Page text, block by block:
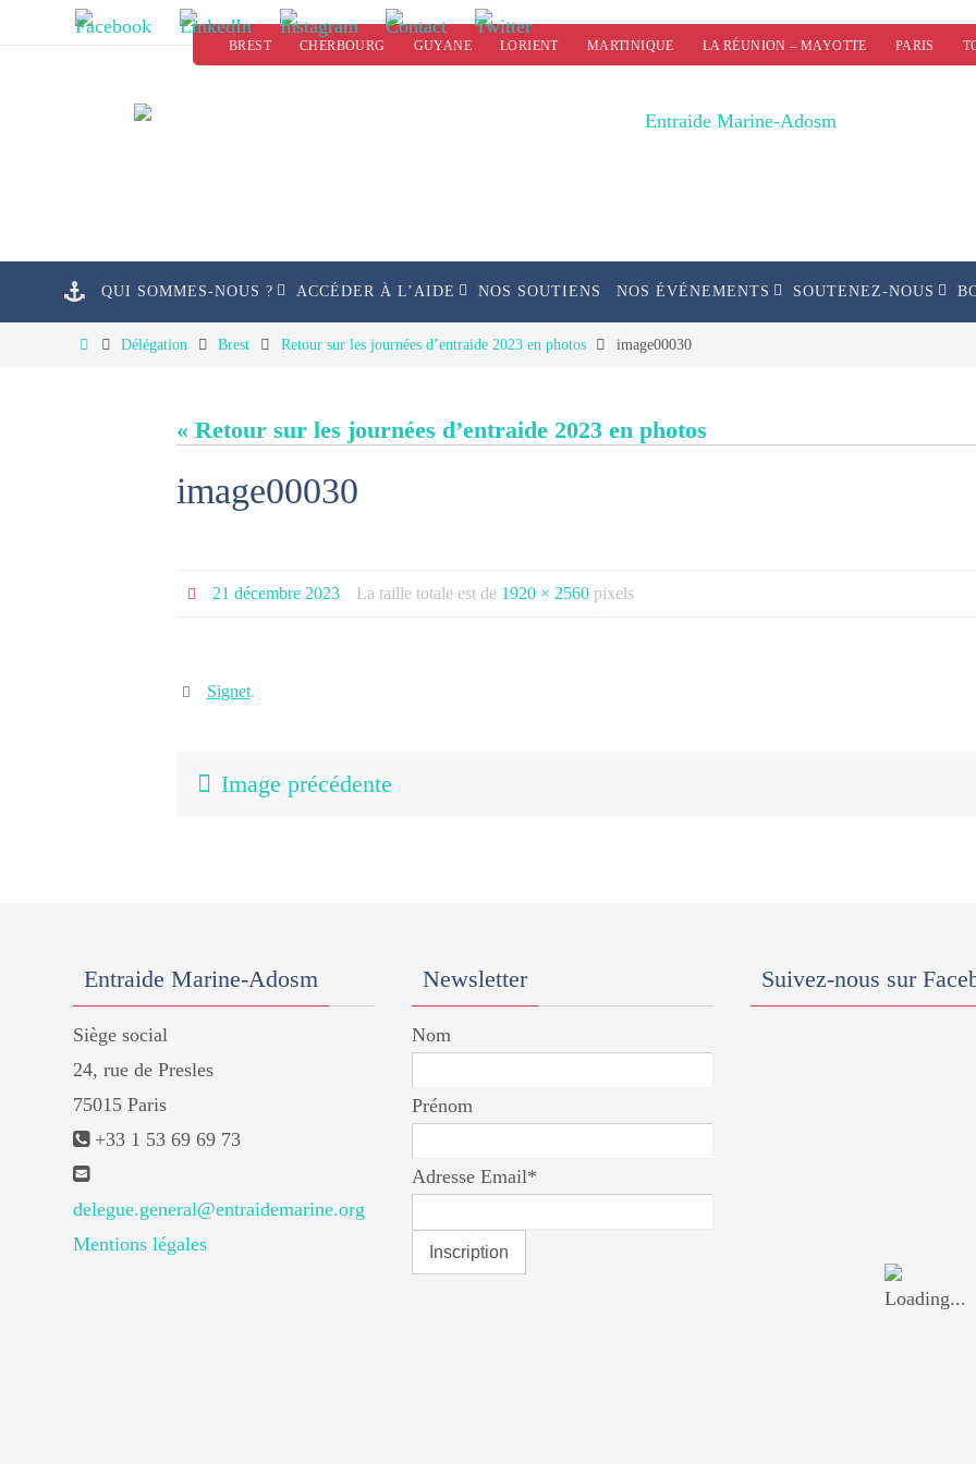
BREST CHERBOURG GUYANE LORIENT MARTINIQUE LA RÉUNION – MAYOTTE PARIS
QUI SOMMES-NOUS ? ACCÉDER À L’AIDE NOS SOUTIENS NOS ÉVÉNEMENTS SOUTENEZ-NOUS
HomeDélégation Brest Retour sur les journées d’entraide 2023 en photos image00030
« Retour sur les journées d’entraide 2023 en photos
image00030
21 décembre 2023 La taille totale est de 1920 × 2560pixels
Signet.
Image précédente
Entraide Marine-Adosm
Siège social
24, rue de Presles
75015 Paris
+33 1 53 69 69 73
delegue.general@entraidemarine.org
Mentions légales
Newsletter
Nom
Prénom
Adresse Email*
Suivez-nous sur